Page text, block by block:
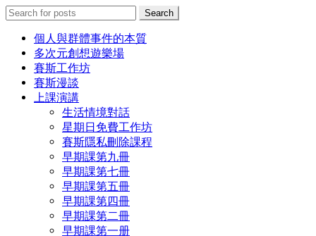
Search
for:
Search
個人與群體事件的本質
多次元創想遊樂場
賽斯工作坊
賽斯漫談
上課演講
生活情境對話
星期日免費工作坊
賽斯隱私刪除課程
早期課第九冊
早期課第七冊
早期課第五冊
早期課第四冊
早期課第二冊
早期課第一册